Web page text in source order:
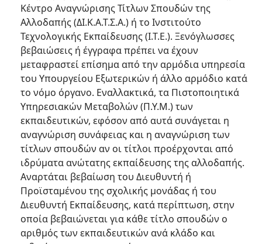
Κέντρο Αναγνώρισης Τίτλων Σπουδών της
Αλλοδαπής (ΔΙ.Κ.Α.Τ.Σ.Α.) ή το Ινστιτούτο
Τεχνολογικής Εκπαίδευσης (Ι.Τ.Ε.). Ξενόγλωσσες
βεβαιώσεις ή έγγραφα πρέπει να έχουν
μεταφραστεί επίσημα από την αρμόδια υπηρεσία
του Υπουργείου Εξωτερικών ή άλλο αρμόδιο κατά
το νόμο όργανο. Εναλλακτικά, τα Πιστοποιητικά
Υπηρεσιακών Μεταβολών (Π.Υ.Μ.) των
εκπαιδευτικών, εφόσον από αυτά συνάγεται η
αναγνώριση συνάφειας και η αναγνώριση των
τίτλων σπουδών αν οι τίτλοι προέρχονται από
ιδρύματα ανώτατης εκπαίδευσης της αλλοδαπής.
Αναρτάται βεβαίωση του Διευθυντή ή
Προϊσταμένου της σχολικής μονάδας ή του
Διευθυντή Εκπαίδευσης, κατά περίπτωση, στην
οποία βεβαιώνεται για κάθε τίτλο σπουδών ο
αριθμός των εκπαιδευτικών ανά κλάδο και